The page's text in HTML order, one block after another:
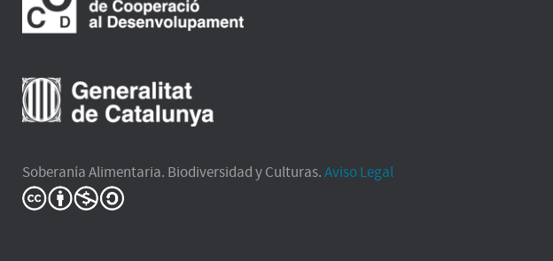
Soberanía Alimentaria. Biodiversidad y Culturas.Aviso Legal